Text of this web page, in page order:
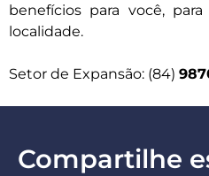
benefícios para você,
localidade.
Setor de Expansão: (84)
Compartilhe